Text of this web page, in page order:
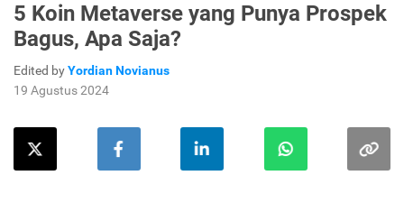
5 Koin Metaverse yang Punya Prospek
Bagus, Apa Saja?
Edited byYordian Novianus
19 Agustus 2024